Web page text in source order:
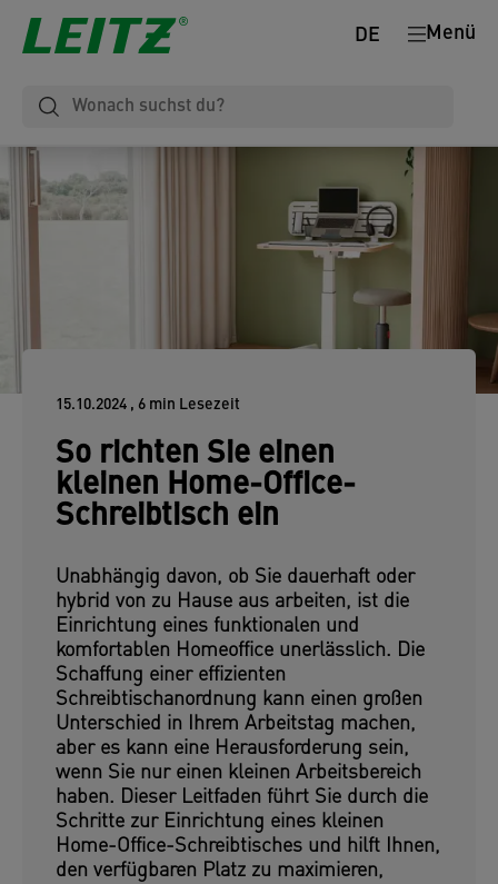
Menü
DE
15.10.2024 , 6 min Lesezeit
So richten Sie einen
kleinen Home-Office-
Schreibtisch ein
Unabhängig davon, ob Sie dauerhaft oder
hybrid von zu Hause aus arbeiten, ist die
Einrichtung eines funktionalen und
komfortablen Homeoffice unerlässlich. Die
Schaffung einer effizienten
Schreibtischanordnung kann einen großen
Unterschied in Ihrem Arbeitstag machen,
aber es kann eine Herausforderung sein,
wenn Sie nur einen kleinen Arbeitsbereich
haben. Dieser Leitfaden führt Sie durch die
Schritte zur Einrichtung eines kleinen
Home-Office-Schreibtisches und hilft Ihnen,
den verfügbaren Platz zu maximieren,